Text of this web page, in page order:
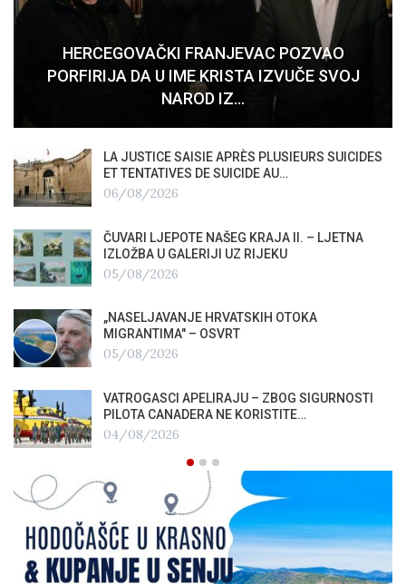
HERCEGOVAČKI FRANJEVAC POZVAO
PORFIRIJA DA U IME KRISTA IZVUČE SVOJ
NAROD IZ…
LA JUSTICE SAISIE APRÈS PLUSIEURS SUICIDES
ET TENTATIVES DE SUICIDE AU…
06/08/2026
ČUVARI LJEPOTE NAŠEG KRAJA II. – LJETNA
IZLOŽBA U GALERIJI UZ RIJEKU
05/08/2026
„NASELJAVANJE HRVATSKIH OTOKA
MIGRANTIMA″ – OSVRT
05/08/2026
VATROGASCI APELIRAJU – ZBOG SIGURNOSTI
PILOTA CANADERA NE KORISTITE…
04/08/2026